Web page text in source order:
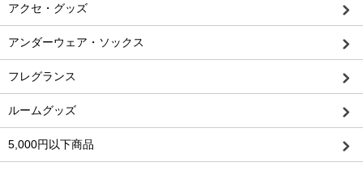
アクセ・グッズ
アンダーウェア・ソックス
フレグランス
ルームグッズ
5,000円以下商品